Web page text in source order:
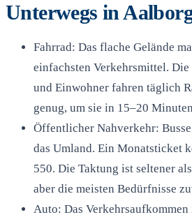
Unterwegs in
Fahrrad: Das flache Gelände
einfachsten Verkehrsmittel. Die
und Einwohner fahren täglich
genug, um sie in 15–20
Öffentlicher Nahverkehr:
das Umland. Ein Monatsticket
550. Die Taktung ist seltener
aber die meisten Bedürfnisse
Auto: Das